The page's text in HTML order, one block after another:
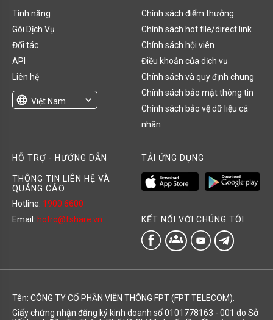
Tính năng
Gói Dịch Vụ
Đối tác
API
Liên hệ
language Việt Nam
expand_more
Chính sách điểm thưởng
Chính sách hot file/direct link
Chính sách hội viên
Điều khoản của dịch vụ
Chính sách và quy định chung
Chính sách bảo mật thông tin
Chính sách bảo vệ dữ liệu cá
nhân
HỖ TRỢ - HƯỚNG DẪN
THÔNG TIN LIÊN HỆ VÀ
QUẢNG CÁO
Hotline: 1900 6600
Email: hotro@fshare.vn
TẢI ỨNG DỤNG
KẾT NỐI VỚI CHÚNG TÔI
groups
Tên: CÔNG TY CỔ PHẦN VIỄN THÔNG FPT (FPT TELECOM).
Giấy chứng nhận đăng ký kinh doanh số 0101778163 - 001 do Sở